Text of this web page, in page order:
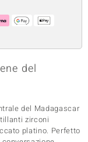
del
del Madagascar
zirconi
platino. Perfetto